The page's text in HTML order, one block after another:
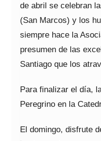
de abril se celebran
(San Marcos) y los
siempre hace la
presumen de las
Santiago que los
Para finalizar el día,
Peregrino en la
El domingo, disfrute